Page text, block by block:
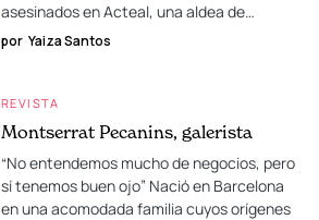
asesinados en Acteal, una aldea de…
por Yaiza Santos
REVISTA
Montserrat Pecanins, galerista
“No entendemos mucho de negocios, pero
sí tenemos buen ojo” Nació en Barcelona
en una acomodada familia cuyos orígenes